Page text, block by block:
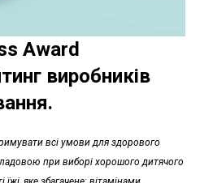
Award
виробників
всі умови для здорового
при виборі хорошого дитячого